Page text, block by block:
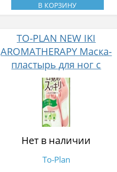
В КОРЗИНУ
TO-PLAN NEW IKI
AROMATHERAPY Маска-
пластырь для ног с
бамбуковым уксусом и
ароматом полыни для
выведения шлаков и
токсинов 2 шт
Нет в наличии
To-Plan